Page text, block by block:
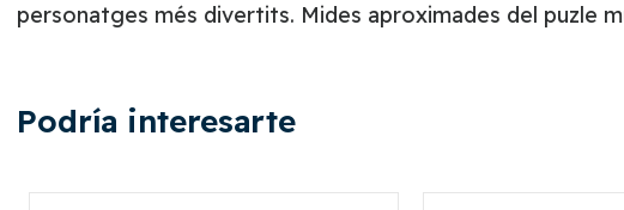
personatges més divertits. Mides aproximades del puzle
Podría interesarte